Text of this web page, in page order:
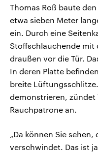
Thomas Roß baute
etwa sieben Meter
ein. Durch eine
Stoffschlauchende mit
draußen vor die Tür.
In deren Platte
breite
demonstrieren, zündet
Rauchpatrone an.
„Da können Sie
verschwindet. Das ist